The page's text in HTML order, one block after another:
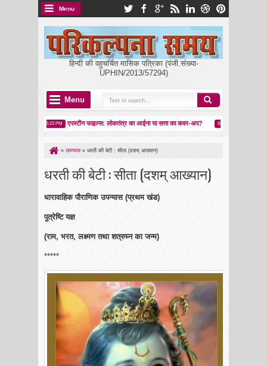
Menu
हिन्दी की वहुचर्चित मासिक पत्रिका (पंजी.संख्या-
UPHIN/2013/57294)
Menu
एपस्टीन फाइल्स: लोकतंत्र का आईना या सत्ता का कवर-अप? 8:05 PM मकर संक्रांति:
» उपन्यास » धरती की बेटी : सीता (दशम् आख्यान)
धरती की बेटी : सीता (दशम् आख्यान)
धारावाहिक पौराणिक उपन्यास (प्रथम खंड)
पुत्रेष्टि यज्ञ
(राम, भरत, लक्ष्मण तथा शत्रुघ्न का जन्म)
*****